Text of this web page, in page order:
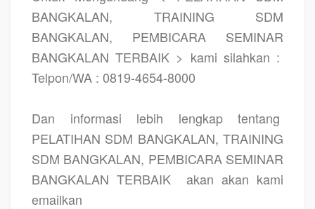
BANGKALAN, TRAINING SDM
BANGKALAN, PEMBICARA SEMINAR
BANGKALAN TERBAIK > kami silahkan :
Telpon/WA : 0819-4654-8000
Dan informasi lebih lengkap tentang
PELATIHAN SDM BANGKALAN, TRAINING
SDM BANGKALAN, PEMBICARA SEMINAR
BANGKALAN TERBAIK
akan akan kami
emailkan